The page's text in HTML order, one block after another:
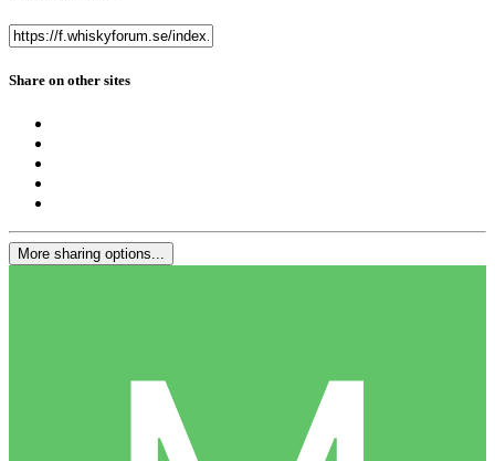
Share on other sites
More sharing options...